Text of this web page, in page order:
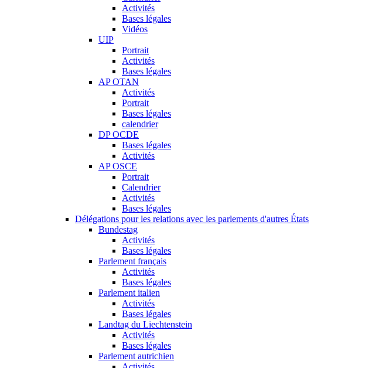
Activités
Bases légales
Vidéos
UIP
Portrait
Activités
Bases légales
AP OTAN
Activités
Portrait
Bases légales
calendrier
DP OCDE
Bases légales
Activités
AP OSCE
Portrait
Calendrier
Activités
Bases légales
Délégations pour les relations avec les parlements d'autres États
Bundestag
Activités
Bases légales
Parlement français
Activités
Bases légales
Parlement italien
Activités
Bases légales
Landtag du Liechtenstein
Activités
Bases légales
Parlement autrichien